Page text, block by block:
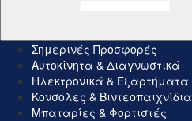
Σημερινές Προσφορές
Αυτοκίνητα & Διαγνωστικά
Ηλεκτρονικά & Εξαρτήματα
Κονσόλες & Βιντεοπαιχνίδια
Μπαταρίες & Φορτιστές